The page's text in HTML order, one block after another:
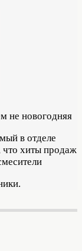
не новогодняя
в отделе
что хиты продаж